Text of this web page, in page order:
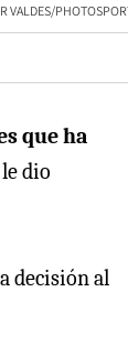
VALDES/
que ha
dio
decisión al